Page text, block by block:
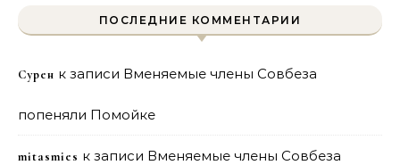
ПОСЛЕДНИЕ КОММЕНТАРИИ
Сурен к записи Вменяемые члены Совбеза
попеняли Помойке
mitasmies к записи Вменяемые члены Совбеза